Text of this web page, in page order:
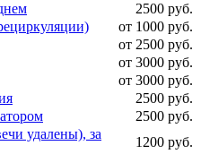
2500 руб.
от 1000 руб.
от 2500 руб.
от 3000 руб.
от 3000 руб.
2500 руб.
2500 руб.
удалены), за
1200 руб.